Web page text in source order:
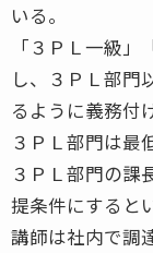
いる。
「３ＰＬ一級
し、３ＰＬ部門
るように義務付
３ＰＬ部門は最
３ＰＬ部門の課
提条件にすると
講師は社内で調